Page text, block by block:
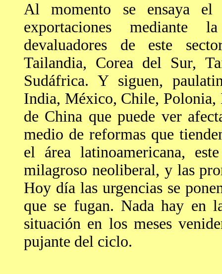
Al momento se ensaya el
exportaciones mediante
devaluadores de este
Tailandia, Corea del Sur,
Sudáfrica. Y siguen,
India, México, Chile, Polonia,
de China que puede ver
medio de reformas que
el área latinoamericana,
milagroso neoliberal, y las
Hoy día las urgencias se
que se fugan. Nada hay en
situación en los meses
pujante del ciclo.